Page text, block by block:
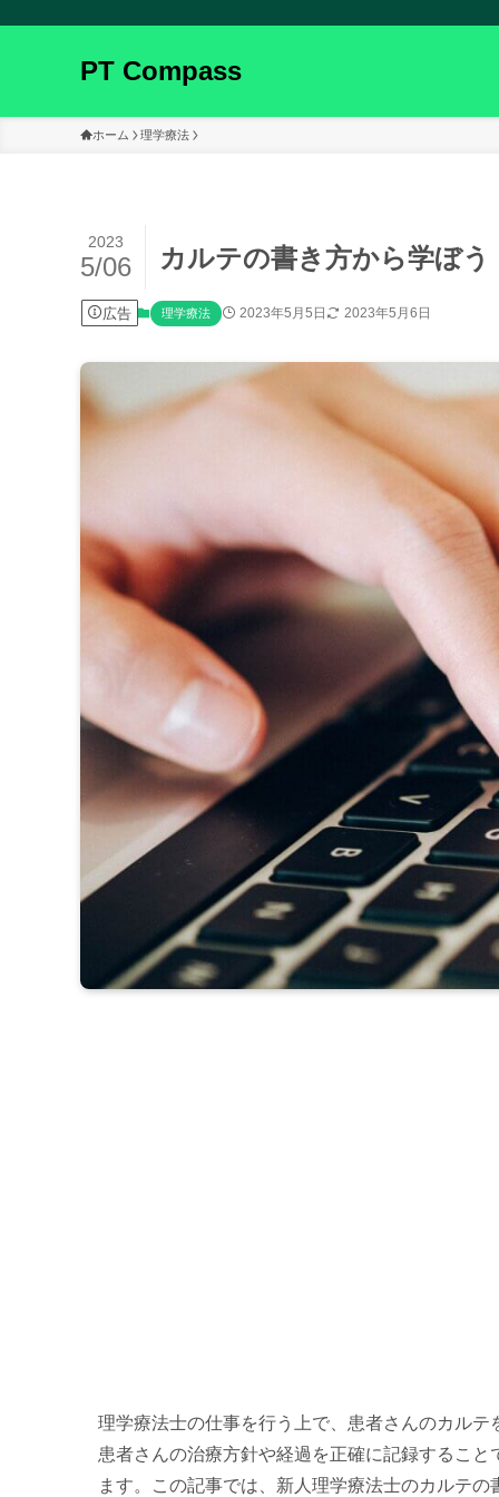
PT Compass
ホーム 理学療法
カルテの書き方から学ぼ
2023
5/06
広告 理学療法 2023年5月5日 2023年5月6日
理学療法士の仕事を行う上で、患者さんのカル
患者さんの治療方針や経過を正確に記録するこ
ます。この記事では、新人理学療法士のカルテ